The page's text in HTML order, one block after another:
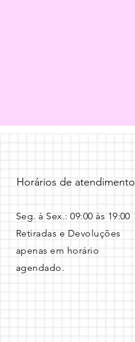
Horários de atendimento
Seg. à Sex.: 09:00 às 19:00 ​
Retiradas e Devoluções
apenas em horário
agendado.